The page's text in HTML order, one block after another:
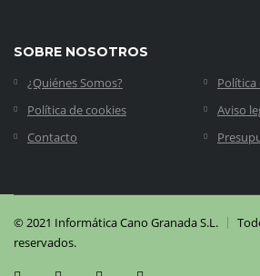
SOBRE NOSOTROS
¿Quiénes Somos?
Política
Política de cookies
Aviso
Contacto
© 2021 Informática Cano Granada S.L.
reservados.